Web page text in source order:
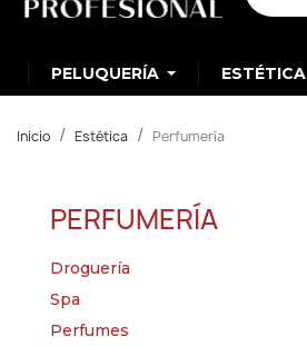
PELUQUERÍA ESTÉTICA
Inicio Estética Perfumería
PERFUMERÍA
Droguería
Spa
Perfumes